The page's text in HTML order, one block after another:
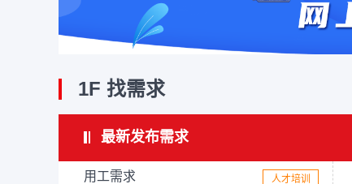
1F 找需求
最新发布需求
用工需求 人才培训